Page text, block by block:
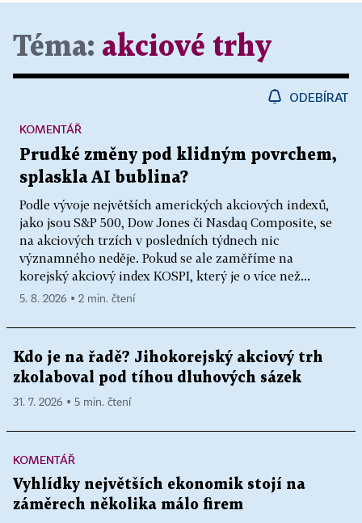
Téma: akciové trhy
ODEBÍRAT
Prudké změny pod klidným povrchem,
splaskla AI bublina?
Podle vývoje největších amerických akciových indexů,
jako jsou S&P 500, Dow Jones či Nasdaq Composite, se
na akciových trzích v posledních týdnech nic
významného neděje. Pokud se ale zaměříme na
korejský akciový index KOSPI, který je o více než...
KOMENTÁŘ
5. 8. 2026 ▪ 2 min. čtení
Kdo je na řadě? Jihokorejský akciový trh
zkolaboval pod tíhou dluhových sázek
31. 7. 2026 ▪ 5 min. čtení
KOMENTÁŘ
Vyhlídky největších ekonomik stojí na
záměrech několika málo firem